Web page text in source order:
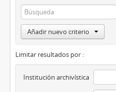
Añadir nuevo criterio
Limitar resultados por :
Institución archivística